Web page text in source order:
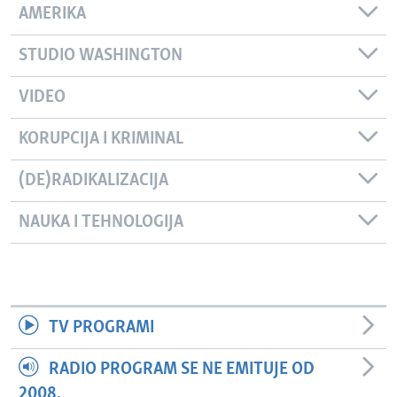
AMERIKA
STUDIO WASHINGTON
VIDEO
KORUPCIJA I KRIMINAL
(DE)RADIKALIZACIJA
NAUKA I TEHNOLOGIJA
TV PROGRAMI
RADIO PROGRAM SE NE EMITUJE OD